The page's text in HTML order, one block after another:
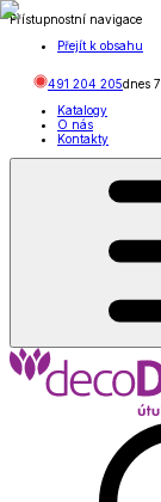
Přístupnostní navigace
Přejít k obsahu
491 204 205dnes 7
Katalogy
O nás
Kontakty